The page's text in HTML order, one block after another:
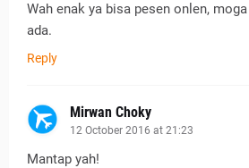
Wah enak ya bisa pesen onlen,
ada.
Reply
Mirwan Choky
12 October 2016 at 21:23
Mantap yah!